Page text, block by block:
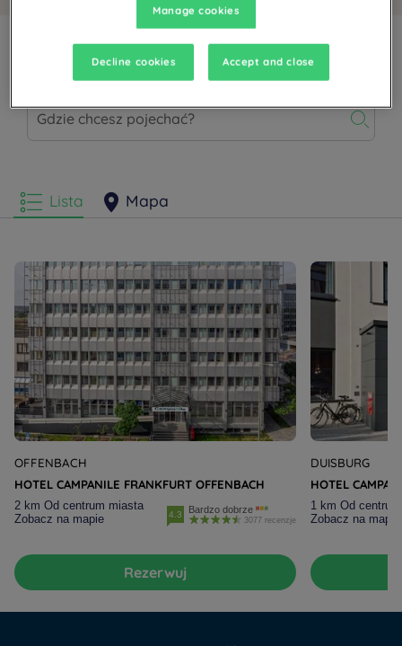
Opisane hotele
Lista Mapa
OFFENBACH
HOTEL CAMPANILE FRANKFURT OFFENBACH
2 km Od centrum miasta
Zobacz na mapie
4.3 Bardzo dobrze
3077 recenzje
Rezerwuj
DUISBURG
HOTEL
1 km Od
Zobacz na mapie
Hotele - Paryż
Hotele - Amsterdam
Manage cookies
Decline cookies Accept and close